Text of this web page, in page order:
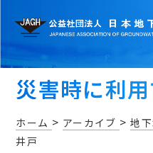
災害時に利
ホーム > アーカイブ >地
井戸